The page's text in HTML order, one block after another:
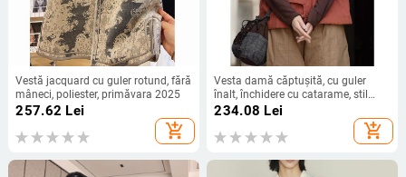
Vestă jacquard cu guler rotund, fără
mâneci, poliester, primăvara 2025
257.62 Lei
add_shopping_cart
Vesta damă căptușită, cu guler
înalt, închidere cu catarame, stil
retro
234.08 Lei
add_shopping_cart